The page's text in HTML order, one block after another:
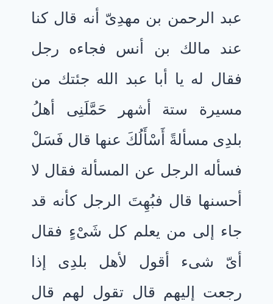
عبد الرحمن بن مهدِىّ أنه قال كنا
عند مالك بن أنس فجاءه رجل
فقال له يا أبا عبد الله جئتك من
مسيرة ستة أشهر حَمَّلَنِى أهلُ
بلدِى مسألةً أَسْأَلُكَ عنها قال فَسَلْ
فسأله الرجل عن المسألة فقال لا
أحسنها قال فبُهِتَ الرجل كأنه قد
جاء إلى من يعلم كل شَىْءٍ فقال
أىّ شىء أقول لأهل بلدِى إذا
رجعت إليهم قال تقول لهم قال